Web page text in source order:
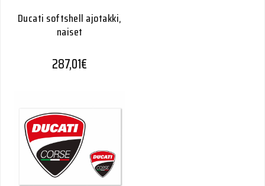
Ducati softshell ajotakki,
naiset
287,01€